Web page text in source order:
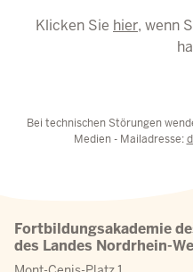
Klicken Sie hier, wenn
Bei technischen Störungen
Medien - Mailadresse:
Fortbildungsakademie
des Landes Nordrhein-